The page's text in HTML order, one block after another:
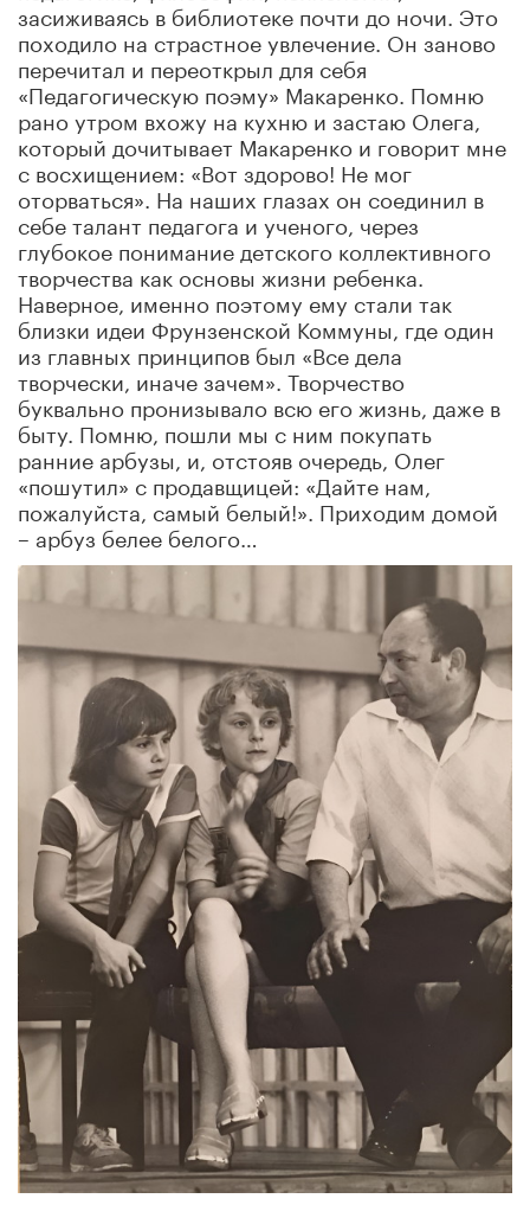
засиживаясь в библиотеке почти до ночи. Это
походило на страстное увлечение. Он заново
перечитал и переоткрыл для себя
«Педагогическую поэму» Макаренко. Помню
рано утром вхожу на кухню и застаю Олега,
который дочитывает Макаренко и говорит мне
с восхищением: «Вот здорово! Не мог
оторваться». На наших глазах он соединил в
себе талант педагога и ученого, через
глубокое понимание детского коллективного
творчества как основы жизни ребенка.
Наверное, именно поэтому ему стали так
близки идеи Фрунзенской Коммуны, где один
из главных принципов был «Все дела
творчески, иначе зачем». Творчество
буквально пронизывало всю его жизнь, даже в
быту. Помню, пошли мы с ним покупать
ранние арбузы, и, отстояв очередь, Олег
«пошутил» с продавщицей: «Дайте нам,
пожалуйста, самый белый!». Приходим домой
– арбуз белее белого…